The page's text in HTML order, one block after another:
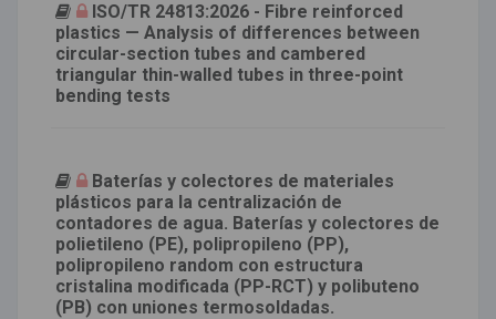
ISO/TR 24813:2026 - Fibre reinforced
plastics — Analysis of differences between
circular-section tubes and cambered
triangular thin-walled tubes in three-point
bending tests
Baterías y colectores de materiales
plásticos para la centralización de
contadores de agua. Baterías y colectores de
polietileno (PE), polipropileno (PP),
polipropileno random con estructura
cristalina modificada (PP-RCT) y polibuteno
(PB) con uniones termosoldadas.